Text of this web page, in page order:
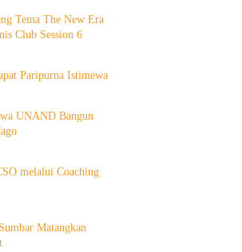
Tema The New Era
Club Session 6
Paripurna Istimewa
UNAND Bangun
melalui Coaching
Matangkan